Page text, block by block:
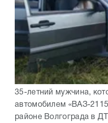
35-летний мужчина,
автомобилем «ВАЗ-
районе Волгограда в